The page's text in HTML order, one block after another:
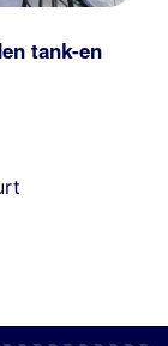
tank-en